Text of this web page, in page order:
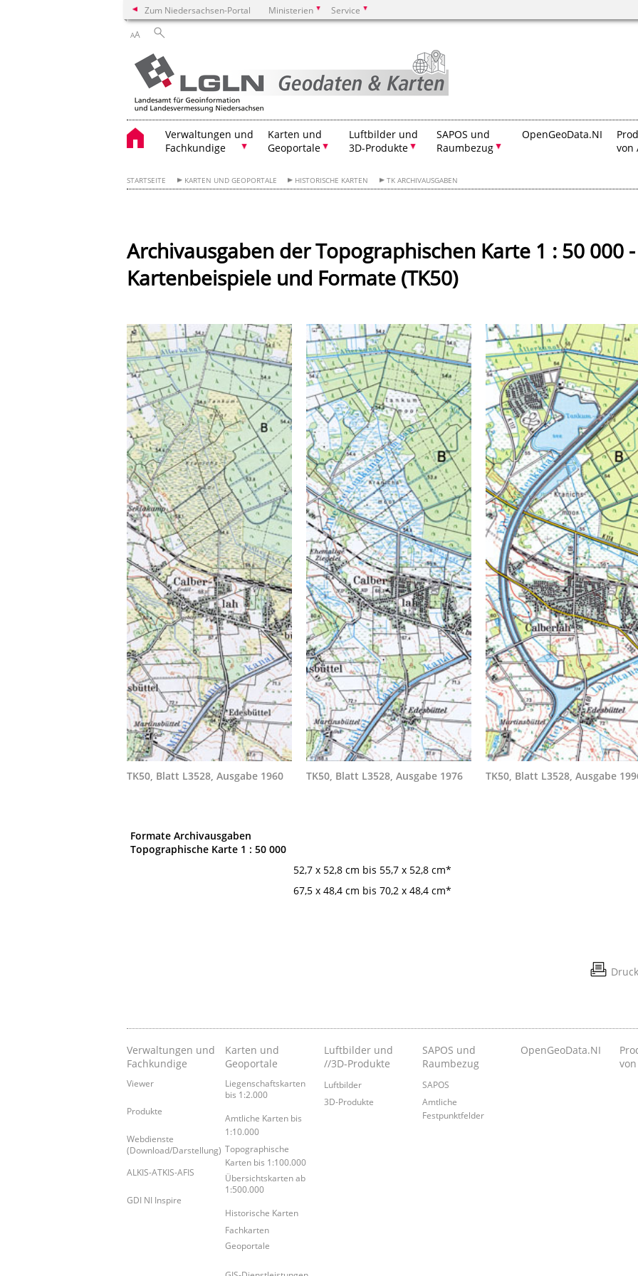
Zum Niedersachsen-Portal Ministerien Service
AA
Verwaltungen und
Fachkundige
Karten und
Geoportale
Luftbilder und
3D-Produkte
SAPOS und
Raumbezug
OpenGeoData.NI
von
STARTSEITE KARTEN UND GEOPORTALE HISTORISCHE KARTEN TK ARCHIVAUSGABEN
Archivausgaben der Topographischen Karte 1 : 50 000 -
Kartenbeispiele und Formate (TK50)
TK50, Blatt L3528, Ausgabe 1960 TK50, Blatt L3528, Ausgabe 1976 TK50, Blatt L3528, Ausgabe
Formate Archivausgaben
Topographische Karte 1 : 50 000
52,7 x 52,8 cm bis 55,7 x 52,8 cm*
67,5 x 48,4 cm bis 70,2 x 48,4 cm*
Verwaltungen und
Fachkundige
Viewer
Produkte
Webdienste
(Download/Darstellung)
ALKIS-ATKIS-AFIS
GDI NI Inspire
Karten und
Geoportale
Liegenschaftskarten
bis 1:2.000
Amtliche Karten bis
1:10.000
Topographische
Karten bis 1:100.000
Übersichtskarten ab
1:500.000
Historische Karten
Fachkarten
Geoportale
Luftbilder und
//3D-Produkte
Luftbilder
3D-Produkte
SAPOS und
Raumbezug
SAPOS
Amtliche
Festpunktfelder
OpenGeoData.NI